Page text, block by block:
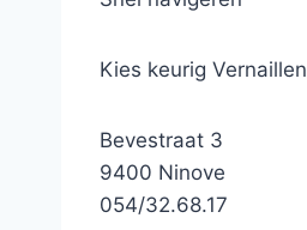
Kies keurig Vernaillen
Bevestraat 3
9400 Ninove
054/32.68.17